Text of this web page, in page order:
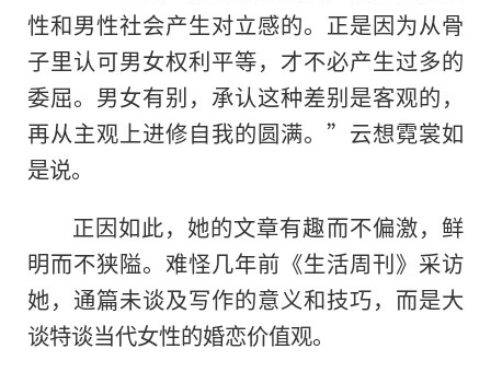
性和男性社会产生对立感的。正是因为从骨
子里认可男女权利平等，才不必产生过多的
委屈。男女有别，承认这种差别是客观的，
再从主观上进修自我的圆满。”云想霓裳如
是说。
正因如此，她的文章有趣而不偏激，鲜
明而不狭隘。难怪几年前《生活周刊》采访
她，通篇未谈及写作的意义和技巧，而是大
谈特谈当代女性的婚恋价值观。